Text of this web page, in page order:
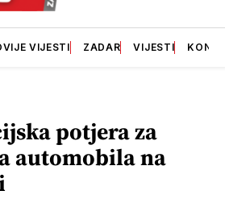
VIJESTI ZADAR VIJESTI
potjera za
automobila na